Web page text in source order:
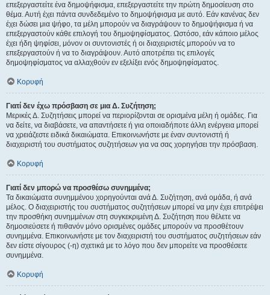
επεξεργαστείτε ένα δημοψήφισμα, επεξεργαστείτε την πρώτη δημοσίευση στο
θέμα. Αυτή έχει πάντα συνδεδεμένο το δημοψήφισμα με αυτό. Εάν κανένας δεν
έχει δώσει μια ψήφο, τα μέλη μπορούν να διαγράψουν το δημοψήφισμα ή να
επεξεργαστούν κάθε επιλογή του δημοψηφίσματος. Ωστόσο, εάν κάποιο μέλος
έχει ήδη ψηφίσει, μόνον οι συντονιστές ή οι διαχειριστές μπορούν να το
επεξεργαστούν ή να το διαγράψουν. Αυτό αποτρέπει τις επιλογές
δημοψηφίσματος να αλλαχθούν εν εξελίξει ενός δημοψηφίσματος.
Κορυφή
Γιατί δεν έχω πρόσβαση σε μια Δ. Συζήτηση;
Μερικές Δ. Συζητήσεις μπορεί να περιορίζονται σε ορισμένα μέλη ή ομάδες. Για
να δείτε, να διαβάσετε, να απαντήσετε ή για οποιαδήποτε άλλη ενέργεια μπορεί
να χρειάζεστε ειδικά δικαιώματα. Επικοινωνήστε με έναν συντονιστή ή
διαχειριστή του συστήματος συζητήσεων για να σας χορηγήσει την πρόσβαση.
Κορυφή
Γιατί δεν μπορώ να προσθέσω συνημμένα;
Τα δικαιώματα συνημμένου χορηγούνται ανά Δ. Συζήτηση, ανά ομάδα, ή ανά
μέλος. Ο διαχειριστής του συστήματος συζητήσεων μπορεί να μην έχει επιτρέψει
την προσθήκη συνημμένων στη συγκεκριμένη Δ. Συζήτηση που θέλετε να
δημοσιεύσετε ή πιθανόν μόνο ορισμένες ομάδες μπορούν να προσθέτουν
συνημμένα. Επικοινωνήστε με τον διαχειριστή του συστήματος συζητήσεων εάν
δεν είστε σίγουρος (-η) σχετικά με το λόγο που δεν μπορείτε να προσθέσετε
συνημμένα.
Κορυφή